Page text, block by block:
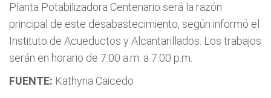
Planta Potabilizadora Centenario será la razón
principal de este desabastecimiento, según informó el
Instituto de Acueductos y Alcantarillados. Los trabajos
serán en horario de 7:00 a.m. a 7:00 p.m.
FUENTE: Kathyria Caicedo